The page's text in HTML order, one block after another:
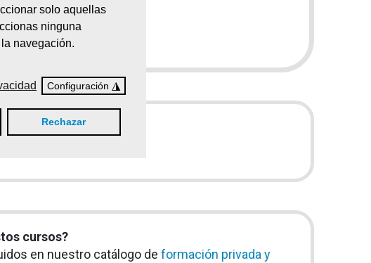
solo aquellas
ninguna
navegación.
Configuración ◮
Rechazar
cursos?
en nuestro catálogo de formación privada y